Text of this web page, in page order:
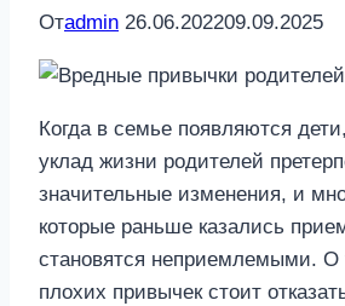
Отadmin 26.06.202209.09.2025
Когда в семье появляются
уклад жизни родителей
значительные изменения, и
которые раньше казались
становятся неприемлемыми. О
плохих привычек стоит